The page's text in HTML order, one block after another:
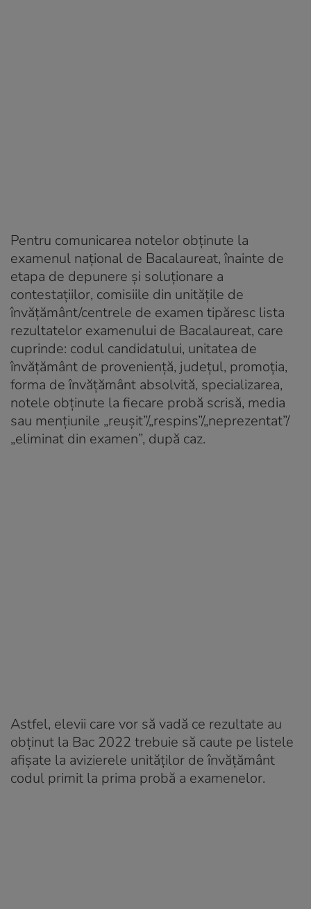
Pentru comunicarea notelor obținute la
examenul național de Bacalaureat, înainte de
etapa de depunere și soluționare a
contestațiilor, comisiile din unitățile de
învățământ/centrele de examen tipăresc lista
rezultatelor examenului de Bacalaureat, care
cuprinde: codul candidatului, unitatea de
învățământ de proveniență, județul, promoția,
forma de învățământ absolvită, specializarea,
notele obținute la fiecare probă scrisă, media
sau mențiunile „reușit”/„respins”/„neprezentat”/
„eliminat din examen”, după caz.
Astfel, elevii care vor să vadă ce rezultate au
obținut la Bac 2022 trebuie să caute pe listele
afișate la avizierele unităților de învățământ
codul primit la prima probă a examenelor.